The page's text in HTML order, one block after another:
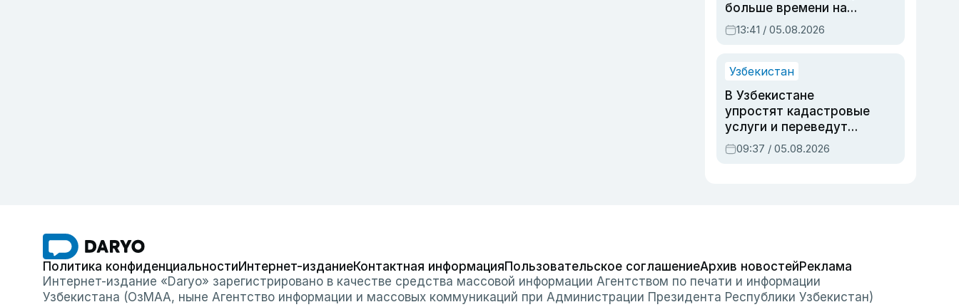
больше времени на
вступительных
экзаменах
13:41 / 05.08.2026
Узбекистан
В Узбекистане
упростят кадастровые
услуги и переведут
регистрацию
недвижимости в
09:37 / 05.08.2026
Политика конфиденциальностиИнтернет-изданиеКонтактная информацияПользовательское соглашениеАрхив новостейРеклама
Интернет-издание «Daryo» зарегистрировано в качестве средства массовой информации Агентством по печати и информации
Узбекистана (ОзМАА, ныне Агентство информации и массовых коммуникаций при Администрации Президента Республики Узбекистан)